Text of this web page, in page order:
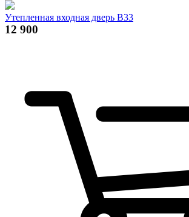
Утепленная входная дверь В33
12 900